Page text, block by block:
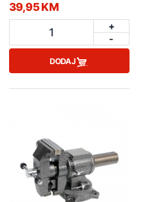
39,95 KM
1
+
-
DODAJ